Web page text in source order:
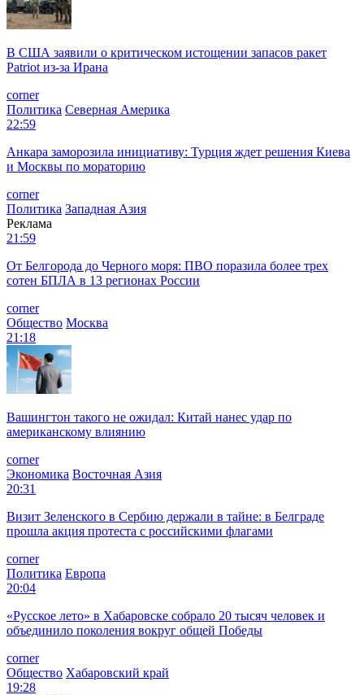
В США заявили о критическом истощении запасов ракет
Patriot из-за Ирана
corner
Политика Северная Америка
22:59
Анкара заморозила инициативу: Турция ждет решения Киева
и Москвы по мораторию
corner
Политика Западная Азия
Реклама
21:59
От Белгорода до Черного моря: ПВО поразила более трех
сотен БПЛА в 13 регионах России
corner
Общество Москва
21:18
Вашингтон такого не ожидал: Китай нанес удар по
американскому влиянию
corner
Экономика Восточная Азия
20:31
Визит Зеленского в Сербию держали в тайне: в Белграде
прошла акция протеста с российскими флагами
corner
Политика Европа
20:04
«Русское лето» в Хабаровске собрало 20 тысяч человек и
объединило поколения вокруг общей Победы
corner
Общество Хабаровский край
19:28